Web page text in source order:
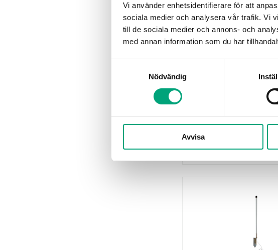
Vi använder enhetsidentifierare för att
sociala medier och analysera vår trafik. Vi
till de sociala medier och annons- och
med annan information som du har
Nödvändig
Avvisa
DS-360498
TEO är en batterifri
radiatortermostat.
lösningen är det
Technology